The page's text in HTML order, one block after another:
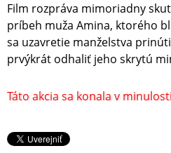
Film rozpráva mimoriadny
príbeh muža Amina, ktorého
sa uzavretie manželstva
prvýkrát odhaliť jeho skrytú
Táto akcia sa konala v minulosti